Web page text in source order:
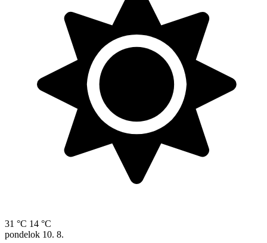
31 °C 14 °C
pondelok 10. 8.